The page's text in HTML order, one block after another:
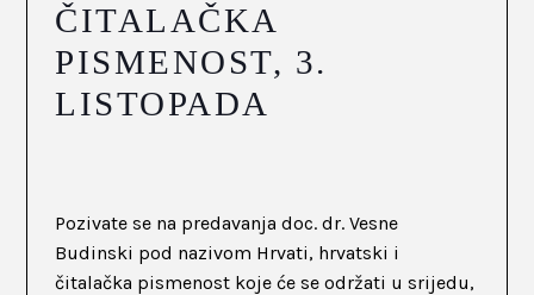
ČITALAČKA
PISMENOST, 3.
LISTOPADA
Pozivate se na predavanja doc. dr. Vesne
Budinski pod nazivom Hrvati, hrvatski i
čitalačka pismenost koje će se održati u srijedu,